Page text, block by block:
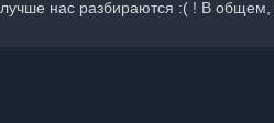
лучше нас разбираются :( ! В общем,